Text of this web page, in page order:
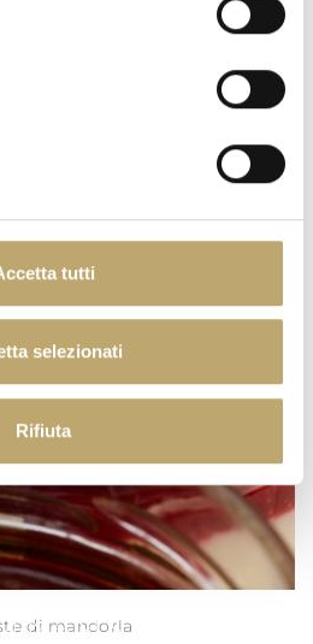
tutti
selezionati
Rifiuta
MANDORLA